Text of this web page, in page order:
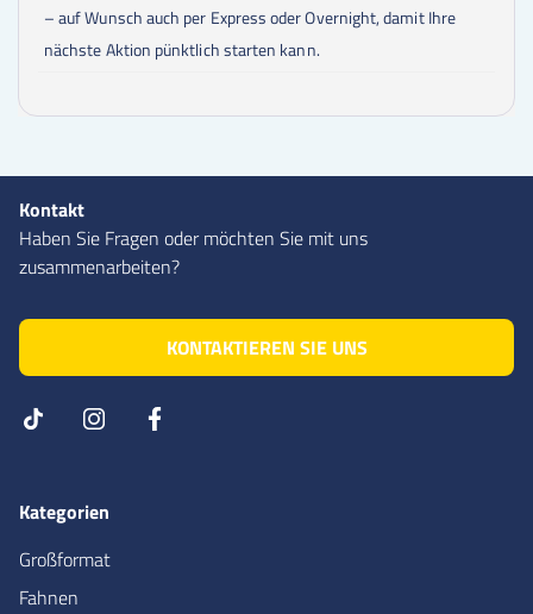
– auf Wunsch auch per Express oder Overnight, damit Ihre
nächste Aktion pünktlich starten kann.
Kontakt
Haben Sie Fragen oder möchten Sie mit uns
zusammenarbeiten?
KONTAKTIEREN SIE UNS
Kategorien
Großformat
Fahnen